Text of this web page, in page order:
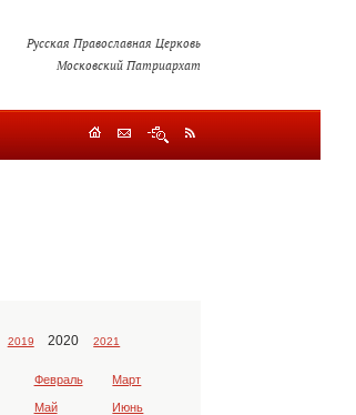
Русская Православная Церковь
Московский Патриархат
2019 2020 2021
Февраль Март
Май Июнь